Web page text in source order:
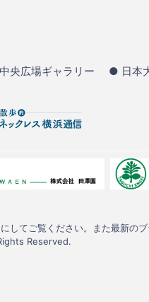
央広場ギャラリー ● 日本
してご覧ください。また最新の
Reserved.